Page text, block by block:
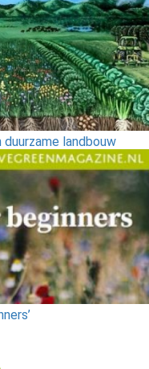
landbouw